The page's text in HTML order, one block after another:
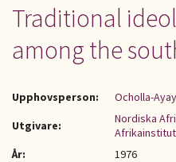
UPPHOVSRÄTT
Traditional
among the
Upphovsperson:
Ocholla-
Utgivare:
Nordiska
År:
1976